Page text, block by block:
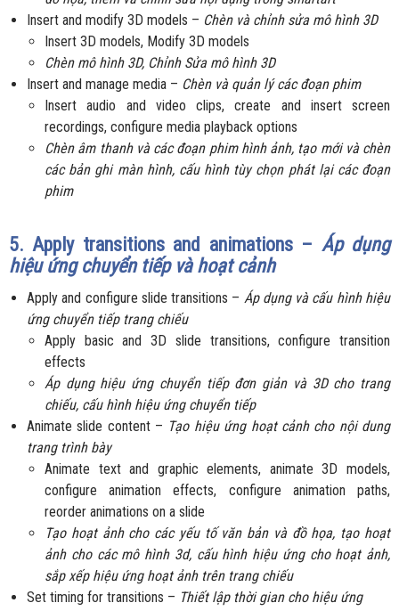
Insert and modify 3D models – Chèn và chỉnh sửa mô hình 3D
Insert 3D models, Modify 3D models
Chèn mô hình 3D, Chỉnh Sửa mô hình 3D
Insert and manage media – Chèn và quản lý các đoạn phim
Insert audio and video clips, create and insert screen
recordings, configure media playback options
Chèn âm thanh và các đoạn phim hình ảnh, tạo mới và chèn
các bản ghi màn hình, cấu hình tùy chọn phát lại các đoạn
phim
5. Apply transitions and animations – Áp dụng
hiệu ứng chuyển tiếp và hoạt cảnh
Apply and configure slide transitions – Áp dụng và cấu hình hiệu
ứng chuyển tiếp trang chiếu
Apply basic and 3D slide transitions, configure transition
effects
Áp dụng hiệu ứng chuyển tiếp đơn giản và 3D cho trang
chiếu, cấu hình hiệu ứng chuyển tiếp
Animate slide content – Tạo hiệu ứng hoạt cảnh cho nội dung
trang trình bày
Animate text and graphic elements, animate 3D models,
configure animation effects, configure animation paths,
reorder animations on a slide
Tạo hoạt ảnh cho các yếu tố văn bản và đồ họa, tạo hoạt
ảnh cho các mô hình 3d, cấu hình hiệu ứng cho hoạt ảnh,
sắp xếp hiệu ứng hoạt ảnh trên trang chiếu
Set timing for transitions – Thiết lập thời gian cho hiệu ứng